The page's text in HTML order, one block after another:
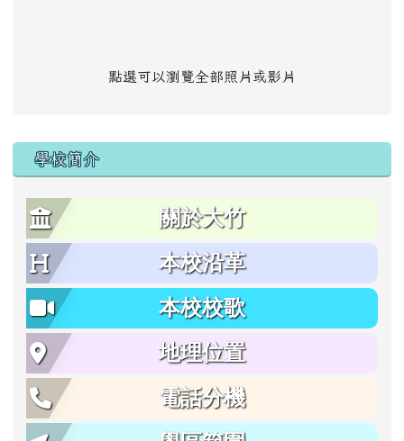
點選可以瀏覽全部照片或影片
學校簡介
關於大竹
本校沿革
本校校歌
地理位置
電話分機